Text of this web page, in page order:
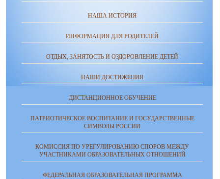
НАША ИСТОРИЯ
ИНФОРМАЦИЯ ДЛЯ РОДИТЕЛЕЙ
ОТДЫХ, ЗАНЯТОСТЬ И ОЗДОРОВЛЕНИЕ ДЕТЕЙ
НАШИ ДОСТИЖЕНИЯ
ДИСТАНЦИОННОЕ ОБУЧЕНИЕ
ПАТРИОТИЧЕСКОЕ ВОСПИТАНИЕ И ГОСУДАРСТВЕННЫЕ
СИМВОЛЫ РОССИИ
КОМИССИЯ ПО УРЕГУЛИРОВАНИЮ СПОРОВ МЕЖДУ
УЧАСТНИКАМИ ОБРАЗОВАТЕЛЬНЫХ ОТНОШЕНИЙ
ФЕДЕРАЛЬНАЯ ОБРАЗОВАТЕЛЬНАЯ ПРОГРАММА